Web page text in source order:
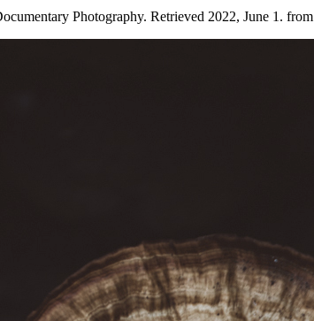
Photography. Retrieved 2022, June 1. from